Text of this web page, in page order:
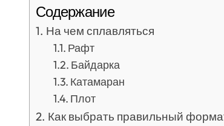
Содержание
На чем сплавляться
Рафт
Байдарка
Катамаран
Плот
Как выбрать правильный